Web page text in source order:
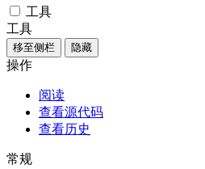
工具
工具
移至侧栏 隐藏
操作
阅读
查看源代码
查看历史
常规